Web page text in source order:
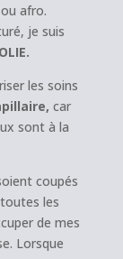
afro.
je suis
les soins
car
sont à la
coupés
les
de mes
Lorsque